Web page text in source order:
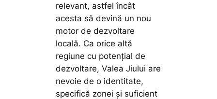
relevant, astfel încât
acesta să devină un nou
motor de dezvoltare
locală. Ca orice altă
regiune cu potențial de
dezvoltare, Valea Jiului are
nevoie de o identitate,
specifică zonei și suficient